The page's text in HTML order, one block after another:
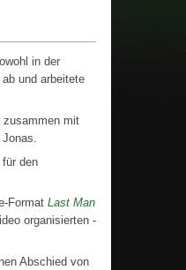
in der
und arbeitete
zusammen mit
den
Format Last Man
organisierten -
Abschied von